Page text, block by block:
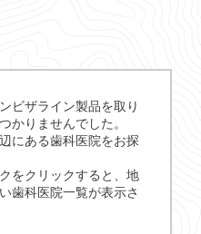
ビザライン製品を取り
かりませんでした。
にある歯科医院をお探
をクリックすると、地
歯科医院一覧が表示さ